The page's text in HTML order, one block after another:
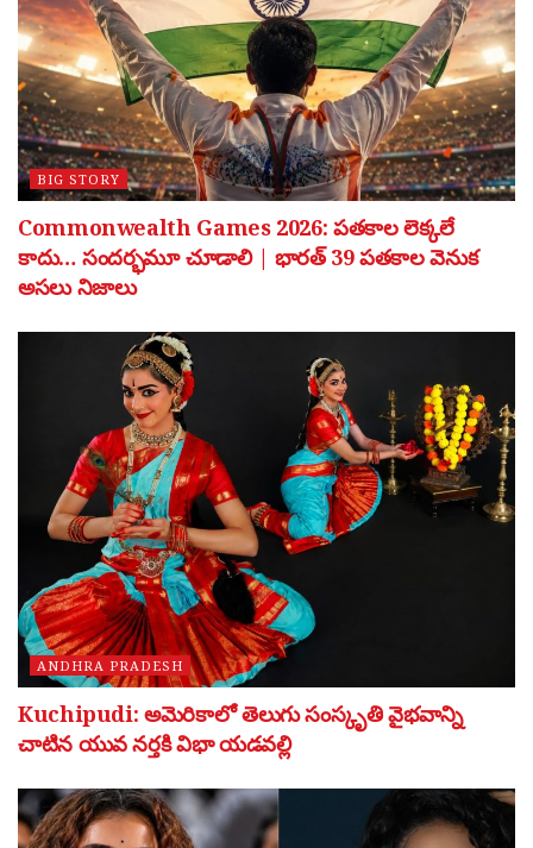
BIG STORY
Commonwealth Games 2026: పతకాల లెక్కలే
కాదు… సందర్భమూ చూడాలి | భారత్ 39 పతకాల వెనుక
అసలు నిజాలు
ANDHRA PRADESH
Kuchipudi: అమెరికాలో తెలుగు సంస్కృతి వైభవాన్ని
చాటిన యువ నర్తకి విభా యడవల్లి